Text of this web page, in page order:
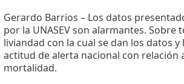
Gerardo Barrios – Los datos
por la UNASEV son alarmantes. Sobre
liviandad con la cual se dan los datos y
actitud de alerta nacional con relación
mortalidad.